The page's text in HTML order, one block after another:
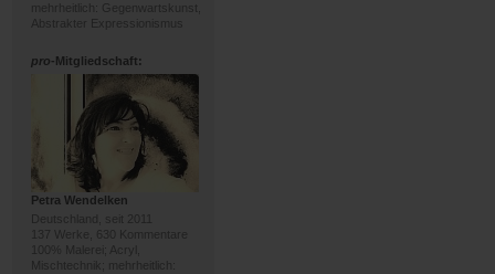
mehrheitlich: Gegenwartskunst,
Abstrakter Expressionismus
pro-Mitgliedschaft:
Petra Wendelken
Deutschland, seit 2011
137 Werke, 630 Kommentare
100% Malerei; Acryl,
Mischtechnik; mehrheitlich: